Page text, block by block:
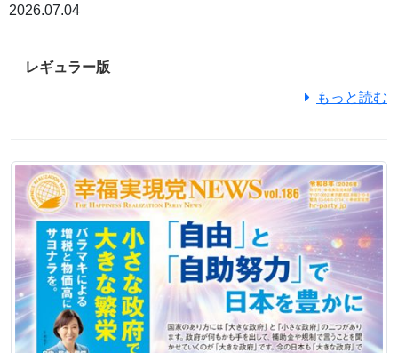
2026.07.04
レギュラー版
もっと読む